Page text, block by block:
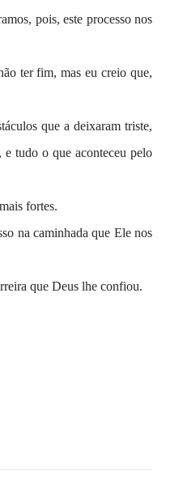
pois, este processo nos
ter fim, mas eu creio que,
que a deixaram triste,
tudo o que aconteceu pelo
fortes.
na caminhada que Ele nos
que Deus lhe confiou.